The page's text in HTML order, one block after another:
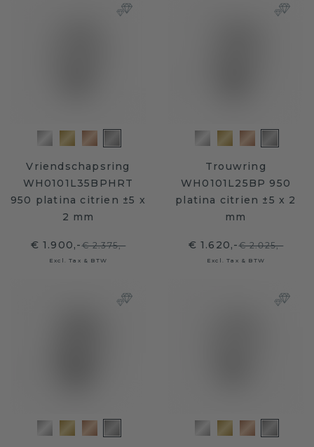
Vriendschapsring
WH0101L35BPHRT
950 platina citrien ±5 x
2 mm
€ 1.900,-€ 2.375,-
Excl. Tax & BTW
Trouwring
WH0101L25BP 950
platina citrien ±5 x 2
mm
€ 1.620,-€ 2.025,-
Excl. Tax & BTW